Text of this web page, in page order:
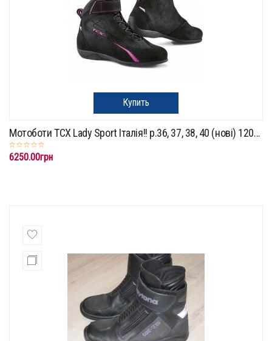
Купить
Мотоботи TCX Lady Sport Італія!! p.36, 37, 38, 40 (нові) 120...
6250.00грн